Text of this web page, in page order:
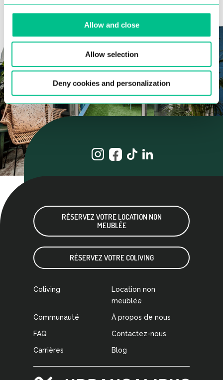
Allow and close
Allow selection
Deny cookies and personalization
RÉSERVEZ VOTRE LOCATION NON
MEUBLÉE
RÉSERVEZ VOTRE COLIVING
Coliving
Location non
meublée
Communauté À propos de nous
FAQ Contactez-nous
Carrières Blog